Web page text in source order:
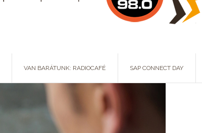
VAN BARÁTUNK: RADIOCAFÉ SAP CONNECT DAY